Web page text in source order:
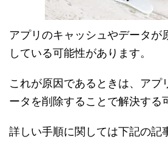
アプリのキャッシュやデータが
している可能性があります。
これが原因であるときは、アプ
ータを削除することで解決する
詳しい手順に関しては下記の記